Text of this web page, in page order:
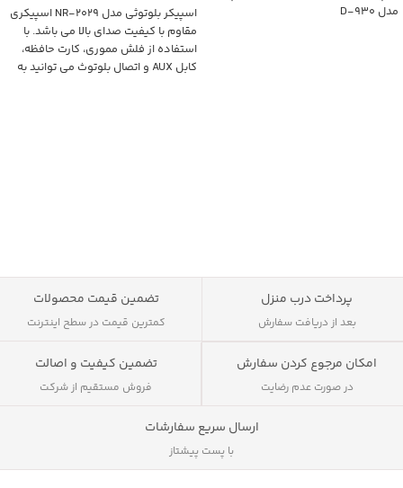
مدل D-930
اسپیکر بلوتوثی مدل NR-2029 اسپیکری
مقاوم با کیفیت صدای بالا می باشد. با
استفاده از فلش مموری، کارت حافظه،
کابل AUX و اتصال بلوتوث می توانید به
پرداخت درب منزل
بعد از دریافت سفارش
تضمین قیمت محصولات
کمترین قیمت در سطح اینترنت
امکان مرجوع کردن سفارش
در صورت عدم رضایت
تضمین کیفیت و اصالت
فروش مستقیم از شرکت
ارسال سریع سفارشات
با پست پیشتاز